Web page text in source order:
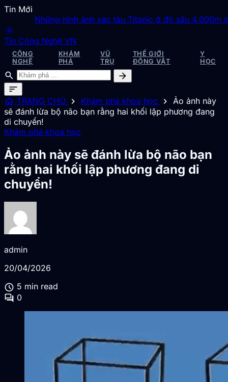
Tin Mới
Những hình ảnh xác tàu Titanic ở độ sâu 4.000m
blur_on
Tin Công Nghệ VN
CÔNG
NGHỆ
KHÁM
PHÁ
VŨ
TRỤ
THẾ GIỚI
ĐỘNG VẬT
Y
HỌC
search
arrow_forward
sort
home TRANG CHỦ chevron_right Khám phá khoa học chevron_right
Ảo ảnh này
sẽ đánh lừa bộ não bạn rằng hai khối lập phương đang
di chuyển!
Khám phá khoa học
Ảo ảnh này sẽ đánh lừa bộ não bạn
rằng hai khối lập phương đang di
chuyển!
admin
20/04/2026
schedule 5 min read
forum 0